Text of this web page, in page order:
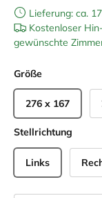
Lieferung: ca.
Kostenloser
gewünschte
Größe
276 x 167
Stellrichtung
Links